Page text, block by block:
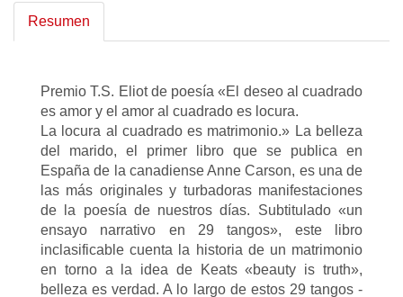
Resumen
Premio T.S. Eliot de poesía «El deseo al cuadrado
es amor y el amor al cuadrado es locura.
La locura al cuadrado es matrimonio.» La belleza
del marido, el primer libro que se publica en
España de la canadiense Anne Carson, es una de
las más originales y turbadoras manifestaciones
de la poesía de nuestros días. Subtitulado «un
ensayo narrativo en 29 tangos», este libro
inclasificable cuenta la historia de un matrimonio
en torno a la idea de Keats «beauty is truth»,
belleza es verdad. A lo largo de estos 29 tangos -